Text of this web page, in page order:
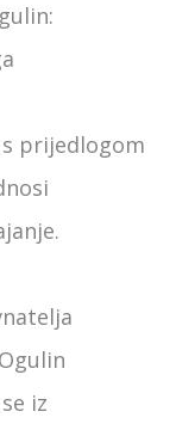
s prijedlogom
iz